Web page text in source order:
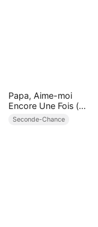
Papa, Aime-moi
Encore Une Fois (
Doublé )
Seconde-Chance